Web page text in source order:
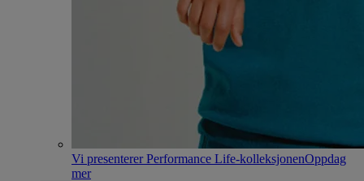
Vi presenterer Performance Life-kolleksjonenOppdag
mer